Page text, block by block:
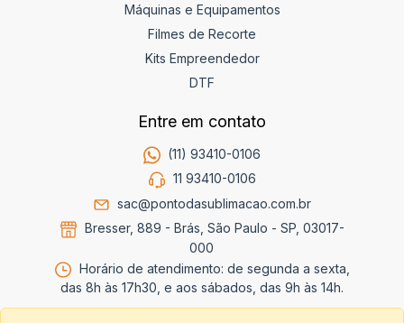
Máquinas e Equipamentos
Filmes de Recorte
Kits Empreendedor
DTF
Entre em contato
(11) 93410-0106
11 93410-0106
sac@pontodasublimacao.com.br
Bresser, 889 - Brás, São Paulo - SP, 03017-
000
Horário de atendimento: de segunda a sexta,
das 8h às 17h30, e aos sábados, das 9h às 14h.